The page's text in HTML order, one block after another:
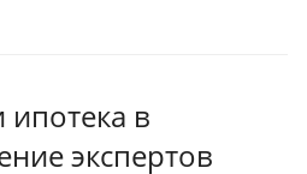
в
экспертов